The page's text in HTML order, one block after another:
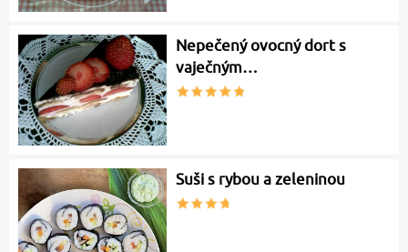
Nepečený ovocný dort s
vaječným…
Suši s rybou a zeleninou